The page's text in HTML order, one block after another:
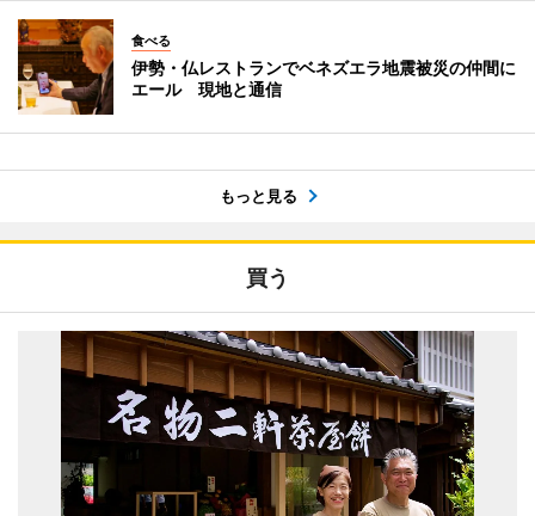
食べる
伊勢・仏レストランでベネズエラ地震被災の仲間に
エール 現地と通信
もっと見る
買う